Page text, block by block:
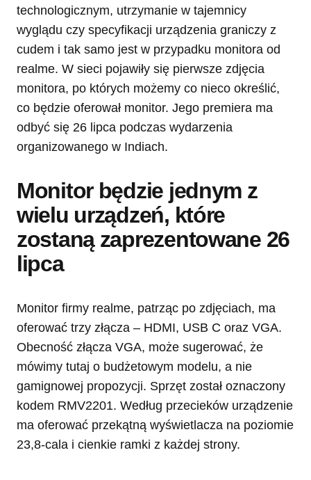
technologicznym, utrzymanie w tajemnicy
wyglądu czy specyfikacji urządzenia graniczy z
cudem i tak samo jest w przypadku monitora od
realme. W sieci pojawiły się pierwsze zdjęcia
monitora, po których możemy co nieco określić,
co będzie oferował monitor. Jego premiera ma
odbyć się 26 lipca podczas wydarzenia
organizowanego w Indiach.
Monitor będzie jednym z
wielu urządzeń, które
zostaną zaprezentowane 26
lipca
Monitor firmy realme, patrząc po zdjęciach, ma
oferować trzy złącza – HDMI, USB C oraz VGA.
Obecność złącza VGA, może sugerować, że
mówimy tutaj o budżetowym modelu, a nie
gamignowej propozycji. Sprzęt został oznaczony
kodem RMV2201. Według przecieków urządzenie
ma oferować przekątną wyświetlacza na poziomie
23,8-cala i cienkie ramki z każdej strony.